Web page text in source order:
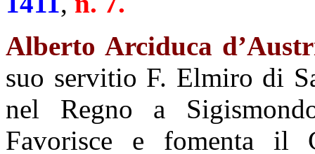
Alberto Arciduca
suo servitio F. Elmiro di
nel Regno a
Favorisce e fomenta il